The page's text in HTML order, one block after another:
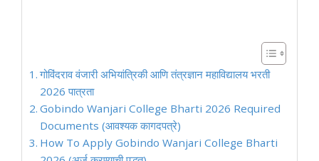
गोविंदराव वंजारी अभियांत्रिकी आणि तंत्रज्ञान महाविद्यालय भरती
2026 पात्रता
Gobindo Wanjari College Bharti 2026 Required
Documents (आवश्यक कागदपत्रे)
How To Apply Gobindo Wanjari College Bharti